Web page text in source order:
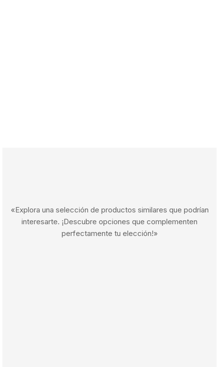
«Explora una selección de productos similares que podrían
interesarte. ¡Descubre opciones que complementen
perfectamente tu elección!»